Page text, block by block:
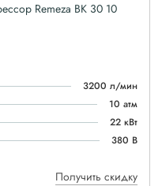
Remeza ВК 30 10
3200 л/мин
10 атм
22 кВт
380 В
Получить скидку